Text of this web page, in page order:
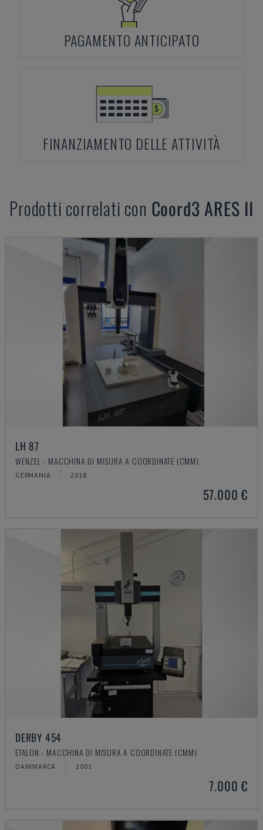
PAGAMENTO ANTICIPATO
FINANZIAMENTO DELLE ATTIVITÀ
Prodotti correlati con Coord3 ARES II
LH 87
WENZEL - MACCHINA DI MISURA A COORDINATE (CMM)
GERMANIA 2018
57.000 €
DERBY 454
ETALON - MACCHINA DI MISURA A COORDINATE (CMM)
DANIMARCA 2001
7.000 €